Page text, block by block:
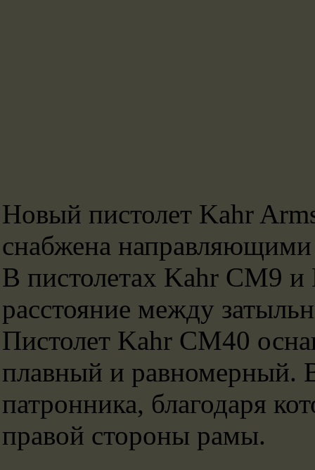
Новый пистолет Kahr
снабжена
В пистолетах Kahr CM9 и
расстояние между
Пистолет Kahr CM40
плавный и равномерный.
патронника, благодаря
правой стороны рамы.